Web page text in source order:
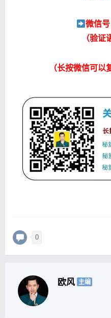
微信
（验证
（长按微信可以
0
欧风 主编